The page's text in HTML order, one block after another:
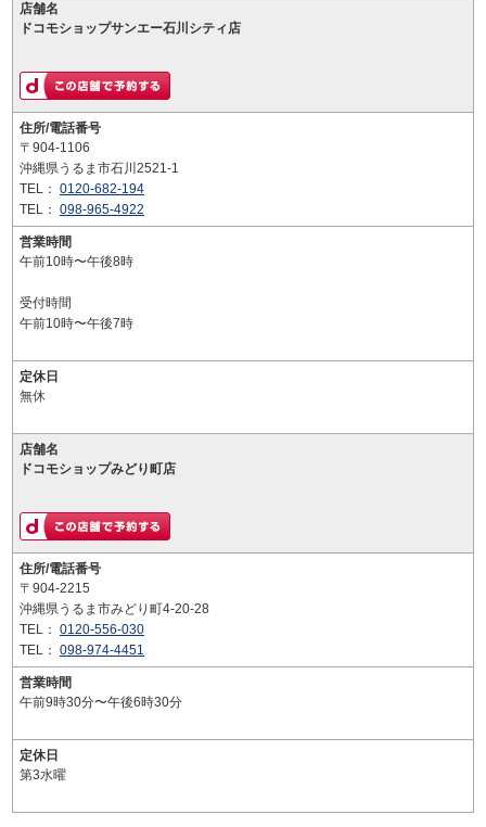
店舗名
ドコモショップサンエー石川シティ店
住所/電話番号
〒904-1106
沖縄県うるま市石川2521-1
TEL： 0120-682-194
TEL： 098-965-4922
営業時間
午前10時〜午後8時
受付時間
午前10時〜午後7時
定休日
無休
店舗名
ドコモショップみどり町店
住所/電話番号
〒904-2215
沖縄県うるま市みどり町4-20-28
TEL： 0120-556-030
TEL： 098-974-4451
営業時間
午前9時30分〜午後6時30分
定休日
第3水曜